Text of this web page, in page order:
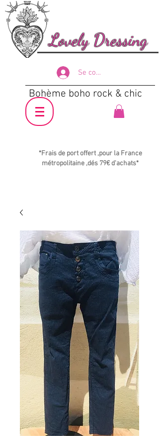
Lovely Dressing
Se connecter
Bohème boho rock & chic
*Frais de port offert ,pour la France
métropolitaine ,dés 79€ d'achats*